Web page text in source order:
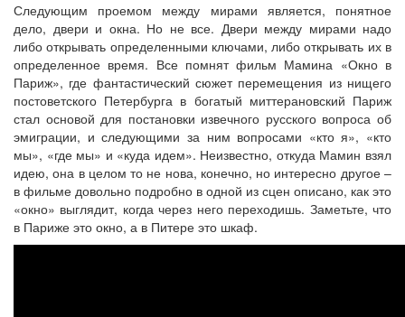
Следующим проемом между мирами является, понятное
дело, двери и окна. Но не все. Двери между мирами надо
либо открывать определенными ключами, либо открывать их в
определенное время. Все помнят фильм Мамина «Окно в
Париж», где фантастический сюжет перемещения из нищего
постоветского Петербурга в богатый миттерановский Париж
стал основой для постановки извечного русского вопроса об
эмиграции, и следующими за ним вопросами «кто я», «кто
мы», «где мы» и «куда идем». Неизвестно, откуда Мамин взял
идею, она в целом то не нова, конечно, но интересно другое –
в фильме довольно подробно в одной из сцен описано, как это
«окно» выглядит, когда через него переходишь. Заметьте, что
в Париже это окно, а в Питере это шкаф.